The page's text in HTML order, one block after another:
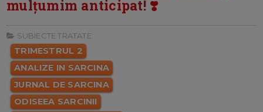
mulțumim anticipat! ❣️
SUBIECTE TRATATE:
TRIMESTRUL 2
ANALIZE IN SARCINA
JURNAL DE SARCINA
ODISEEA SARCINII